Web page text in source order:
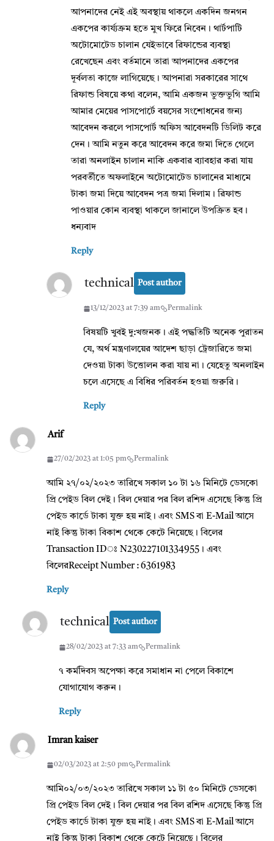
আপনাদের নেই এই অবস্থায় থাকলে একদিন জনগন
একপের কার্য্যক্রম হতে মুখ ফিরে নিবেন। থার্টপাটি
অটোমোটেড চালান যেইভাবে রিফান্ডের ব্যবস্থা
রেখেছেন এবং বর্তমানে তারা আপনাদের একপের
দূর্বলতা কাজে লাগিয়েছে। আপনারা সরকারের সাথে
রিফান্ড বিষয়ে কথা বলেন, আমি একজন ভুক্তভুগি আমি
আমার মেয়ের পাসপোর্টে বয়সের সংশোধনের জন্য
আবেদন করলে পাসপোর্ট অফিস আবেদনটি ডিলিট করে
দেন। আমি নতুন করে আবেদন করে জমা দিতে গেলে
তারা অনলাইন চালান নাকি একবার ব্যাবহার করা যায়
পরবর্তীতে অফলাইনে অটোমোটেড চালানের মাধ্যমে
টাকা জমা দিয়ে আবেদন পত্র জমা দিলাম। রিফান্ড
পাওয়ার কোন ব্যবস্থা থাকলে জানালে উপক্রিত হব।
ধন্যবাদ
Reply
technical Post author
13/12/2023 at 7:39 am Permalink
বিষয়টি খুবই দু:খজনক। এই পদ্ধতিটি অনেক পুরাতন
যে, অর্থ মন্ত্রণালয়ের আদেশ ছাড়া ট্রেজারিতে জমা
দেওয়া টাকা উত্তোলন করা যায় না। যেহেতু অনলাইন
চলে এসেছে এ বিধির পরিবর্তন হওয়া জরুরি।
Reply
Arif
27/02/2023 at 1:05 pm Permalink
আমি ২৭/০২/২০২৩ তারিখে সকাল ১০ টা ১৬ মিনিটে ডেসকো
প্রি পেইড বিল দেই। বিল দেয়ার পর বিল রশিদ এসেছে কিন্তু প্রি
পেইড কার্ডে টাকা যুক্ত হয় নাই। এবং SMS বা E-Mail আসে
নাই কিন্তু টাকা বিকাশ থেকে কেটে নিয়েছে। বিলের
Transaction IDঃ N230227101334955। এবং
বিলেরReceipt Number : 6361983
Reply
technical Post author
28/02/2023 at 7:33 am Permalink
৭ কর্মদিবস অপেক্ষা করে সমাধান না পেলে বিকাশে
যোগাযোগ করুন।
Reply
Imran kaiser
02/03/2023 at 2:50 pm Permalink
আমি০২/০৩/২০২৩ তারিখে সকাল ১১ টা ৫০ মিনিটে ডেসকো
প্রি পেইড বিল দেই। বিল দেয়ার পর বিল রশিদ এসেছে কিন্তু প্রি
পেইড কার্ডে টাকা যুক্ত হয় নাই। এবং SMS বা E-Mail আসে
নাই কিন্তু টাকা বিকাশ থেকে কেটে নিয়েছে। বিলের